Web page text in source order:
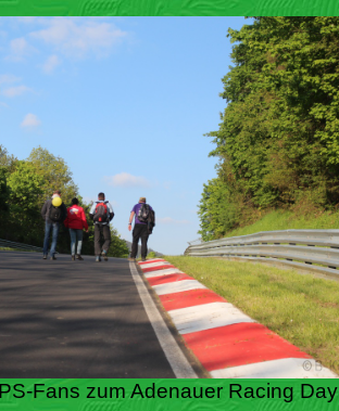
Fans zum Adenauer Racing Day